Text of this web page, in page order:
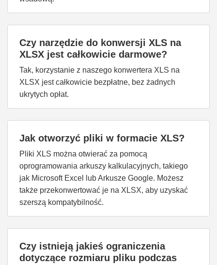
Czy narzędzie do konwersji XLS na
XLSX jest całkowicie darmowe?
Tak, korzystanie z naszego konwertera XLS na
XLSX jest całkowicie bezpłatne, bez żadnych
ukrytych opłat.
Jak otworzyć pliki w formacie XLS?
Pliki XLS można otwierać za pomocą
oprogramowania arkuszy kalkulacyjnych, takiego
jak Microsoft Excel lub Arkusze Google. Możesz
także przekonwertować je na XLSX, aby uzyskać
szerszą kompatybilność.
Czy istnieją jakieś ograniczenia
dotyczące rozmiaru pliku podczas